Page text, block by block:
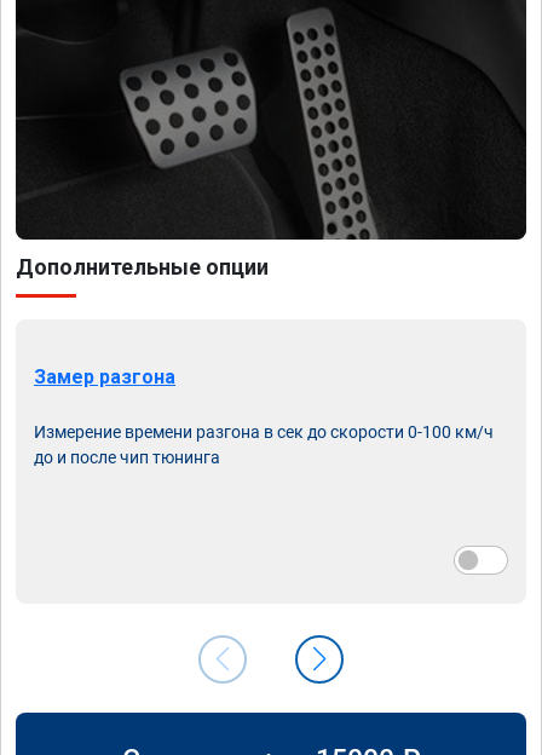
Дополнительные опции
Замер разгона
Измерение времени разгона в сек до скорости 0-100 км/ч
до и после чип тюнинга